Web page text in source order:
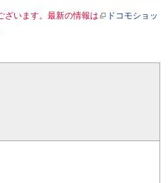
ざいます。最新の情報は
ドコモショッ